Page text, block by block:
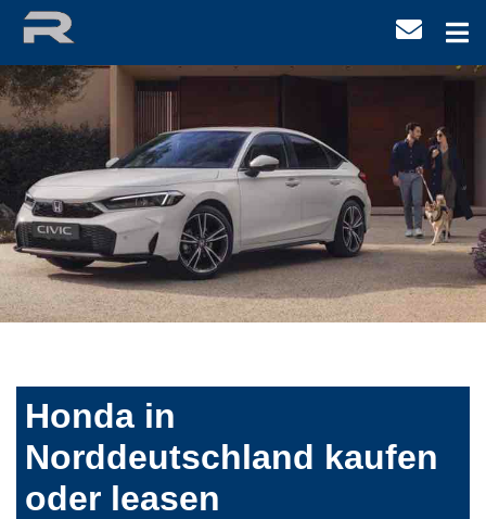
Honda in
Norddeutschland kaufen
oder leasen